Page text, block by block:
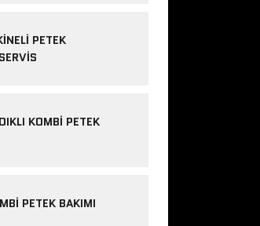
PETEK
KOMBI PETEK
PETEK BAKIMI